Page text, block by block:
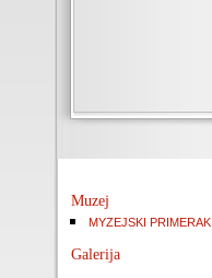
Muzej
MYZEJSKI PRIMERAK
Galerija